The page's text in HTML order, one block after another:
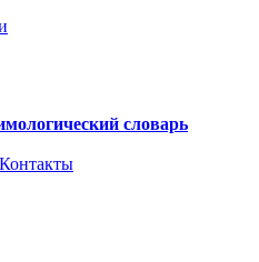
словарь
Контакты